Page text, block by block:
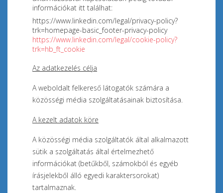
információkat itt találhat:
https://www.linkedin.com/legal/privacy-policy?
trk=homepage-basic_footer-privacy-policy
https://www.linkedin.com/legal/cookie-policy?
trk=hb_ft_cookie
Az adatkezelés célja
A weboldalt felkereső látogatók számára a
közösségi média szolgáltatásainak biztosítása.
A kezelt adatok köre
A közösségi média szolgáltatók által alkalmazott
sütik a szolgáltatás által értelmezhető
információkat (betűkből, számokból és egyéb
írásjelekből álló egyedi karaktersorokat)
tartalmaznak.